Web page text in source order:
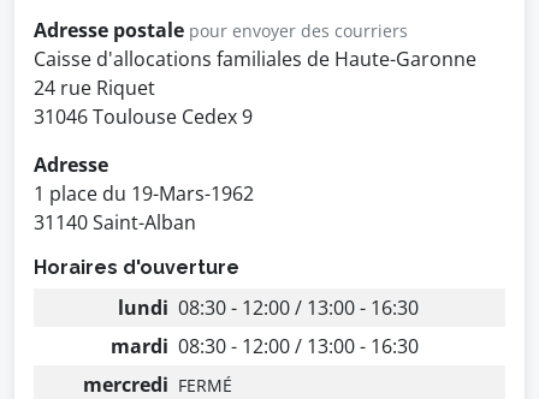
Adresse postale pour envoyer des courriers
Caisse d'allocations familiales de Haute-Garonne
24 rue Riquet
31046 Toulouse Cedex 9
Adresse
1 place du 19-Mars-1962
31140 Saint-Alban
Horaires d'ouverture
lundi 08:30 - 12:00 / 13:00 - 16:30
mardi 08:30 - 12:00 / 13:00 - 16:30
mercredi FERMÉ